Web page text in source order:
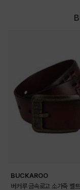
BUCKAROO
버커루 금속로고 소가죽 벨트